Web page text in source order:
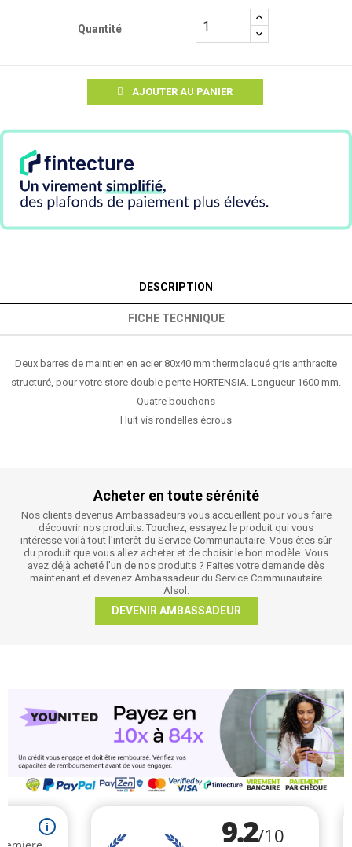
Quantité
AJOUTER AU PANIER
DESCRIPTION
FICHE TECHNIQUE
Deux barres de maintien en acier 80x40 mm thermolaqué gris anthracite
structuré, pour votre store double pente HORTENSIA. Longueur 1600 mm.
Quatre bouchons
Huit vis rondelles écrous
Acheter en toute sérénité
Nos clients devenus Ambassadeurs vous accueillent pour vous faire
découvrir nos produits. Touchez, essayez le produit qui vous
intéresse voilà tout l'interêt du Service Communautaire. Vous êtes sûr
du produit que vous allez acheter et de choisir le bon modèle. Vous
avez déjà acheté l'un de nos produits ? Faites votre demande dès
maintenant et devenez Ambassadeur du Service Communautaire
Alsol.
DEVENIR AMBASSADEUR